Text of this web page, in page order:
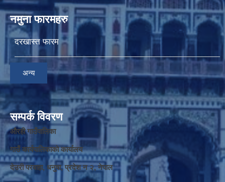
नमुना फारमहरु
दरखास्त फारम
अन्य
सम्पर्क विवरण
औरही गाउँपालिका
गाउँ कार्यपालिकाको कार्यालय
देउरी परवाहा, धनुषा, प्रदेश न‌‍ २, नेपाल